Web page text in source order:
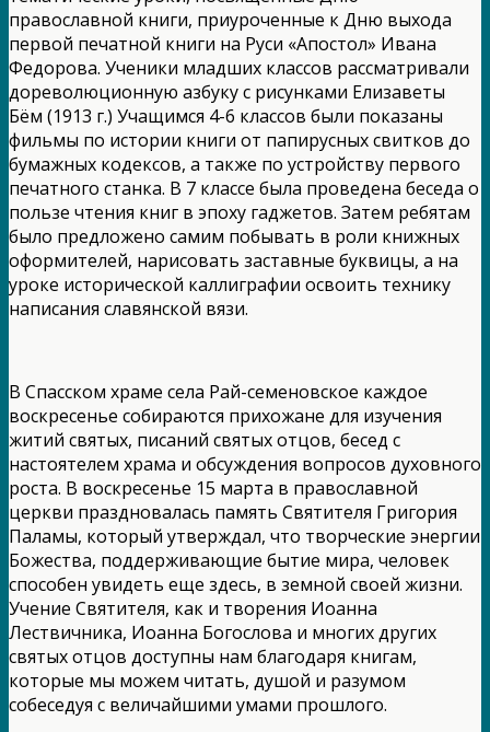
православной книги, приуроченные к Дню выхода
первой печатной книги на Руси «Апостол» Ивана
Федорова. Ученики младших классов рассматривали
дореволюционную азбуку с рисунками Елизаветы
Бём (1913 г.) Учащимся 4-6 классов были показаны
фильмы по истории книги от папирусных свитков до
бумажных кодексов, а также по устройству первого
печатного станка. В 7 классе была проведена беседа о
пользе чтения книг в эпоху гаджетов. Затем ребятам
было предложено самим побывать в роли книжных
оформителей, нарисовать заставные буквицы, а на
уроке исторической каллиграфии освоить технику
написания славянской вязи.
В Спасском храме села Рай-семеновское каждое
воскресенье собираются прихожане для изучения
житий святых, писаний святых отцов, бесед с
настоятелем храма и обсуждения вопросов духовного
роста. В воскресенье 15 марта в православной
церкви праздновалась память Святителя Григория
Паламы, который утверждал, что творческие энергии
Божества, поддерживающие бытие мира, человек
способен увидеть еще здесь, в земной своей жизни.
Учение Святителя, как и творения Иоанна
Лествичника, Иоанна Богослова и многих других
святых отцов доступны нам благодаря книгам,
которые мы можем читать, душой и разумом
собеседуя с величайшими умами прошлого.